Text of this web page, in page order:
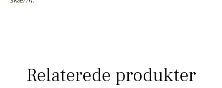
Relaterede produkter